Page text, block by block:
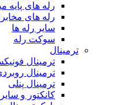
رله های پایه
رله های
سایر رله ها
سوکت رله
ترمینال
ترمینال
ترمینال
ترمینال پنلی
کانکتور و